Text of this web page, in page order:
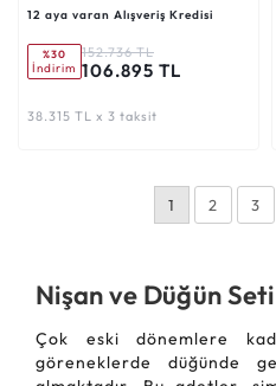
12 aya varan Alışveriş Kredisi
%30
İndirim
152.736 TL
106.895 TL
38.315 TL x 3 taksit
1 2 3
Nişan ve Düğün
Çok eski dönemlere
göreneklerde düğünde